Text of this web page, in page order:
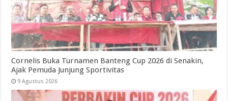
Cornelis Buka Turnamen Banteng Cup 2026 di Senakin,
Ajak Pemuda Junjung Sportivitas
9 Agustus 2026